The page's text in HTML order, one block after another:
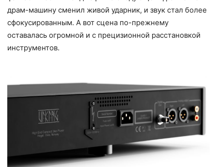
драм-машину сменил живой ударник, и звук стал более
сфокусированным. А вот сцена по-прежнему
оставалась огромной и с прецизионной расстановкой
инструментов.